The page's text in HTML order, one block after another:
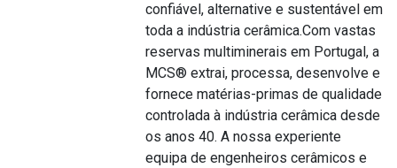
confiável, alternative e sustentável em
toda a indústria cerâmica.Com vastas
reservas multiminerais em Portugal, a
MCS® extrai, processa, desenvolve e
fornece matérias-primas de qualidade
controlada à indústria cerâmica desde
os anos 40. A nossa experiente
equipa de engenheiros cerâmicos e